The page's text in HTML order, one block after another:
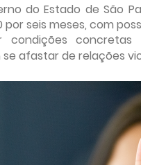
do Estado de São
por seis meses, com
condições
afastar de relações